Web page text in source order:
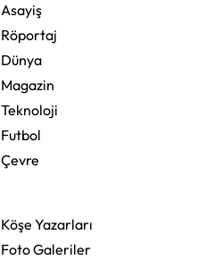
Asayiş
Röportaj
Dünya
Magazin
Teknoloji
Futbol
Çevre
Köşe Yazarları
Foto Galeriler